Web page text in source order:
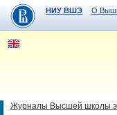
НИУ ВШЭ О
Журналы Высшей школы